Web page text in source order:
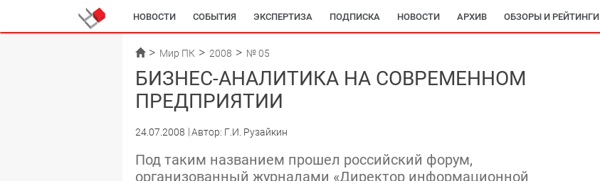
НОВОСТИ СОБЫТИЯ ЭКСПЕРТИЗА ПОДПИСКА НОВОСТИ АРХИВ ОБЗОРЫ И РЕЙТИНГИ
Мир ПК 2008 № 05
БИЗНЕС-АНАЛИТИКА НА СОВРЕМЕННОМ
ПРЕДПРИЯТИИ
24.07.2008 Автор: Г.И. Рузайкин
Под таким названием прошел российский форум,
организованный журналами «Директор информационной